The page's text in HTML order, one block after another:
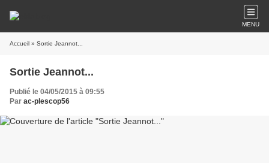
MENU
Accueil » Sortie Jeannot...
Sortie Jeannot...
Publié le 04/05/2015 à 09:55
Par ac-plescop56